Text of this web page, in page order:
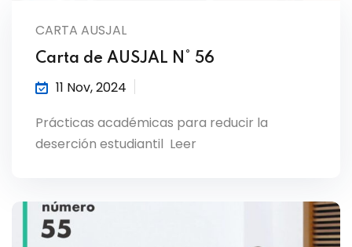
CARTA AUSJAL
Carta de AUSJAL N° 56
11 Nov, 2024
Prácticas académicas para reducir la
deserción estudiantil Leer